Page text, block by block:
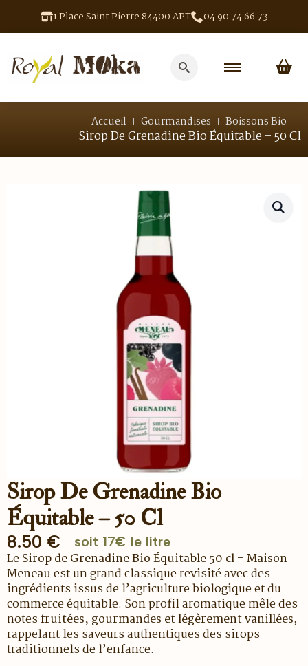
1 Place Saint Pierre 84400 APT 04 90 74 66 73
for:
Accueil Gourmandises Boissons Bio
Sirop De Grenadine Bio Équitable – 50 Cl
Sirop De Grenadine Bio
Équitable – 50 Cl
8.50 € soit 17€ le litre
LeSirop de Grenadine Bio Équitable 50 cl – Maison
Meneauest un grand classique revisité avec des
ingrédients issus de l’agriculture biologique et du
commerce équitable. Son profil aromatique mêle des
notesfruitées, gourmandes et légèrement vanillées,
rappelant les saveurs authentiques des sirops
traditionnels de l’enfance.